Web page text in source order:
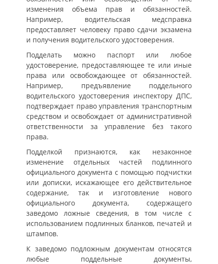
изменения объема прав и обязанностей.
Например, водительская медсправка
предоставляет человеку право сдачи экзамена
и получения водительского удостоверения.
Подделать можно паспорт или любое
удостоверение, предоставляющее те или иные
права или освобождающее от обязанностей.
Например, предъявление поддельного
водительского удостоверения инспектору ДПС,
подтверждает право управления транспортным
средством и освобождает от административной
ответственности за управление без такого
права.
Подделкой признаются, как незаконное
изменение отдельных частей подлинного
официального документа с помощью подчистки
или дописки, искажающее его действительное
содержание, так и изготовление нового
официального документа, содержащего
заведомо ложные сведения, в том числе с
использованием подлинных бланков, печатей и
штампов.
К заведомо подложным документам относятся
любые поддельные документы,